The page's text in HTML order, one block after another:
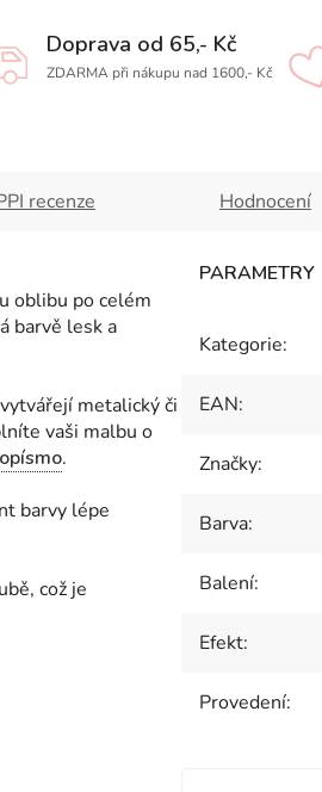
Doprava od 65,- Kč
ZDARMA při nákupu nad 1600,- Kč
recenze Hodnocení
oblibu po celém
barvě lesk a
metalický či
vaši malbu o
.
barvy lépe
což je
Kategorie:
EAN:
Značky:
Barva:
Balení:
Efekt:
Provedení: